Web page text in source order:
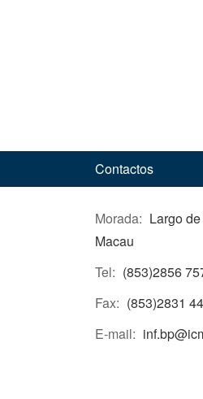
Contactos
Morada: Largo
Macau
Tel: (853)2856
Fax: (853)2831
E-mail: